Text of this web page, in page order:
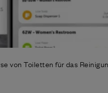
von Toiletten für das